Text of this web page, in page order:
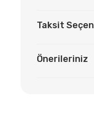
Taksit
Önerileriniz